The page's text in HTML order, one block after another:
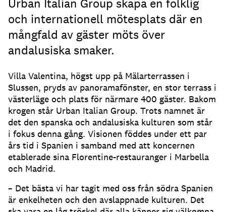
Urban Italian Group skapa en folklig
och internationell mötesplats där en
mångfald av gäster möts över
andalusiska smaker.
Villa Valentina, högst upp på Mälarterrassen i
Slussen, pryds av panoramafönster, en stor terrass i
västerläge och plats för närmare 400 gäster. Bakom
krogen står Urban Italian Group. Trots namnet är
det den spanska och andalusiska kulturen som står
i fokus denna gång. Visionen föddes under ett par
års tid i Spanien i samband med att koncernen
etablerade sina Florentine-restauranger i Marbella
och Madrid.
– Det bästa vi har tagit med oss från södra Spanien
är enkelheten och den avslappnade kulturen. Det